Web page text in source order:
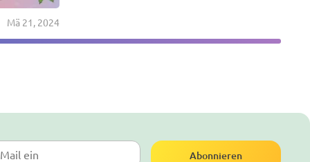
Mä 21, 2024
Abonnieren